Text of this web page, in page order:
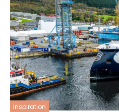
inspiration